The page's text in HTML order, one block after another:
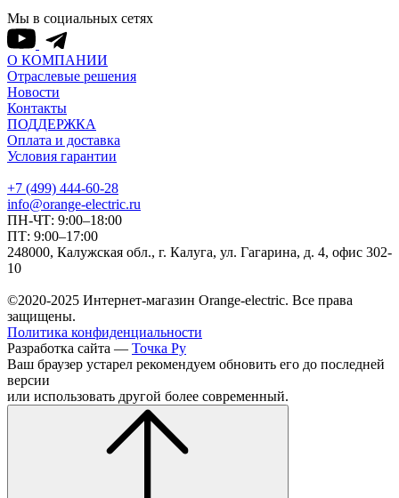
Мы в социальных сетях
О КОМПАНИИ
Отраслевые решения
Новости
Контакты
ПОДДЕРЖКА
Оплата и доставка
Условия гарантии
+7 (499) 444-60-28
info@orange-electric.ru
ПН-ЧТ: 9:00–18:00
ПТ: 9:00–17:00
248000, Калужская обл., г. Калуга, ул. Гагарина, д. 4, офис 302-
10
©2020-2025 Интернет-магазин Orange-electric. Все права
защищены.
Политика конфиденциальности
Разработка сайта — Точка Ру
Ваш браузер устарел рекомендуем обновить его до последней
версии
или использовать другой более современный.